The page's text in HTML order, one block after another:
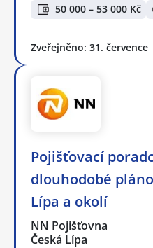
50 000 – 53 000 Kč
Zveřejněno: 31. července
Pojišťovací
dlouhodobé
Lípa a okolí
NN Pojišťovna
Česká Lípa